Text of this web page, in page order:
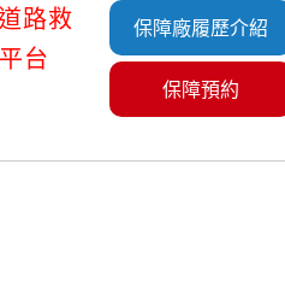
路救
台
保障廠履歷介紹
保障預約